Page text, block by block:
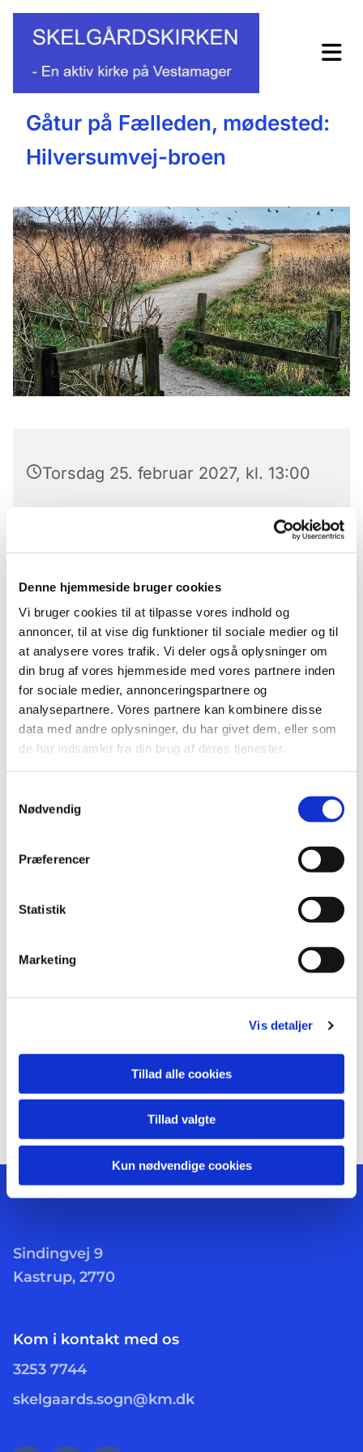
Denne hjemmeside bruger cookies
Vi bruger cookies til at tilpasse vores indhold og
annoncer, til at vise dig funktioner til sociale medier og til
at analysere vores trafik. Vi deler også oplysninger om
din brug af vores hjemmeside med vores partnere inden
for sociale medier, annonceringspartnere og
analysepartnere. Vores partnere kan kombinere disse
data med andre oplysninger, du har givet dem, eller som
de har indsamlet fra din brug af deres tjenester.
Nødvendig
Præferencer
Statistik
Marketing
Vis detaljer
Tillad alle cookies
Tillad valgte
Kun nødvendige cookies
Gåtur på Fælleden, mødested:
Hilversumvej-broen
Torsdag 25. februar 2027, kl. 13:00
Vi mødes ved Hilversumvejbroen kl. 13.00
Du vil måske også kunne
lide...
Sindingvej 9
Kastrup, 2770
Kom i kontakt med os
3253 7744
skelgaards.sogn@km.dk